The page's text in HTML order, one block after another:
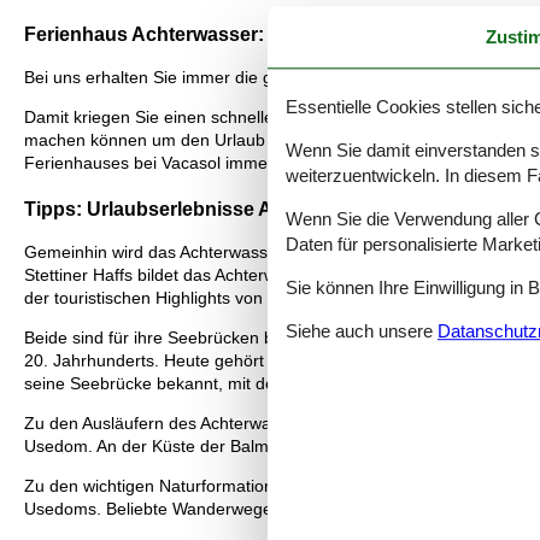
Ferienhaus Achterwasser: Die beste Auswahl
Bei uns erhalten Sie immer die größte Auswahl an Ferienhäuser
Damit kriegen Sie einen schnellen Überblick über alle
machen können um den Urlaub zu planen. Lesen Sie mehr über
Ferienhauses bei Vacasol immer bekommen.
Tipps: Urlaubserlebnisse Achterwasser
Gemeinhin wird das Achterwasser als Lagune oder Haff, d.h. ein
Stettiner Haffs bildet das Achterwasser einen wichtigen
der touristischen Highlights von Usedom. Wichtige Orte wie
Beide sind für ihre Seebrücken bekannt, die ein architektonisches
20. Jahrhunderts. Heute gehört zu den touristischen Highlights an
seine Seebrücke bekannt, mit dem 58 Meter hohen Streckelsberg
Zu den Ausläufern des Achterwassers gehören die Balmer See
Usedom. An der Küste der Balmer See selbst erstreckt sich eine
Zu den wichtigen Naturformationen am Achterwasser zählen die
Usedoms. Beliebte Wanderwege führen am benachbarten
Essentielle Cookies stellen
Wenn Sie damit einverstanden
weiterzuentwickeln. In diesem
Wenn Sie die Verwendung
Daten für personalisierte
Sie können Ihre Einwilligung in
Siehe auch unsere